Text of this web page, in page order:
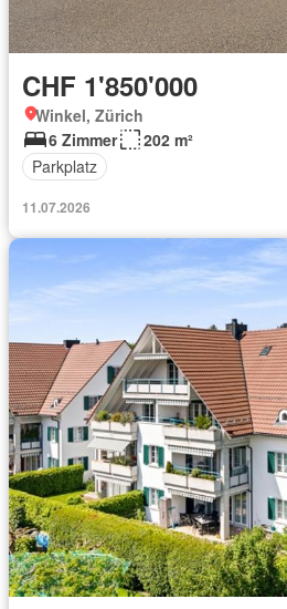
CHF 1'850'000
Winkel, Zürich
6 Zimmer
202 m²
Parkplatz
11.07.2026